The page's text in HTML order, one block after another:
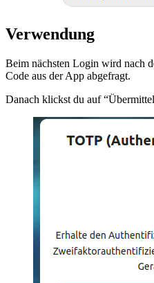
Verwendung
Beim nächsten Login wird nach
Code aus der App abgefragt.
Danach klickst du auf